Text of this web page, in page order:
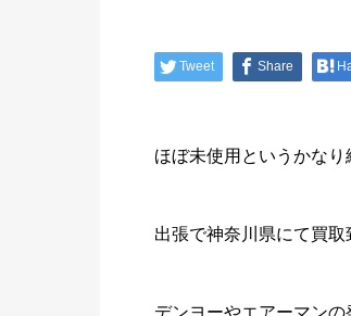
Tweet Share
ほぼ未使用というかなり
出張で神奈川県にて買取
デンヨーやエアーマンの